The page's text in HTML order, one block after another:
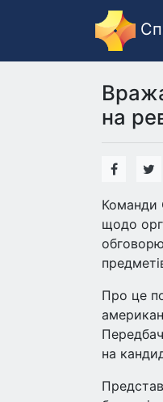
на
Команди
щодо
Про це
на